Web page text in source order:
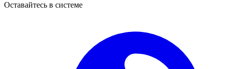
Оставайтесь в системе